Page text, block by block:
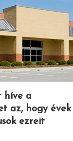
híve a
az, hogy évek
ezreit